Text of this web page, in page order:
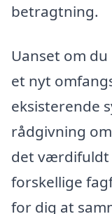
betragtning.
Uanset om
et nyt
eksisterende
rådgivning
det værdifuldt
forskellige
for dig at